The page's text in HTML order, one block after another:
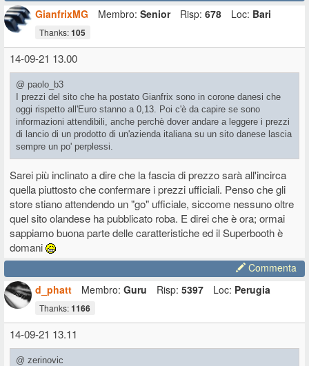
GianfrixMG
Membro: Senior Risp: 678 Loc: Bari
Thanks:105
14-09-21 13.00
@ paolo_b3
I prezzi del sito che ha postato Gianfrix sono in corone danesi che
oggi rispetto all'Euro stanno a 0,13. Poi c'è da capire se sono
informazioni attendibili, anche perchè dover andare a leggere i prezzi
di lancio di un prodotto di un'azienda italiana su un sito danese lascia
sempre un po' perplessi.
Sarei più inclinato a dire che la fascia di prezzo sarà all'incirca
quella piuttosto che confermare i prezzi ufficiali. Penso che gli
store stiano attendendo un "go" ufficiale, siccome nessuno oltre
quel sito olandese ha pubblicato roba. E direi che è ora; ormai
sappiamo buona parte delle caratteristiche ed il Superbooth è
domani
Commenta
d_phatt
Membro: Guru Risp: 5397 Loc: Perugia
Thanks:1166
14-09-21 13.11
@ zerinovic